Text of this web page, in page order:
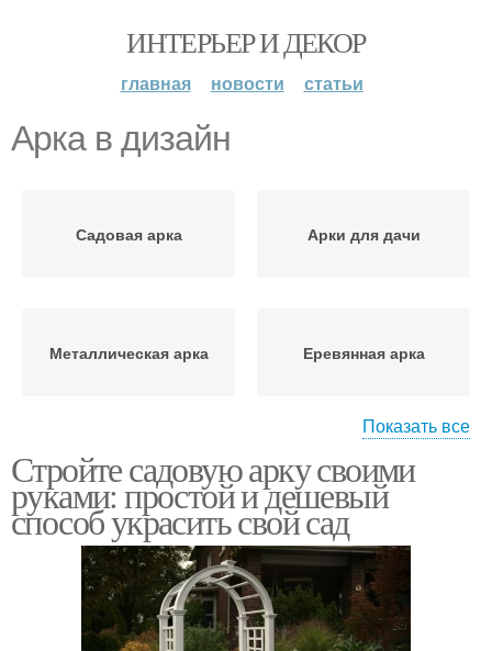
ИНТЕРЬЕР И ДЕКОР
главная новости статьи
Арка в дизайн
Садовая арка Арки для дачи
Металлическая арка Еревянная арка
Арка для цветов Садовые арки
Растения для садовых
арок
Места для арки
Показать все
Стройте садовую арку своими
руками: простой и дешевый
способ украсить свой сад